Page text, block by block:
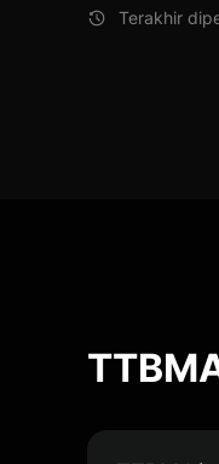
Terakhir